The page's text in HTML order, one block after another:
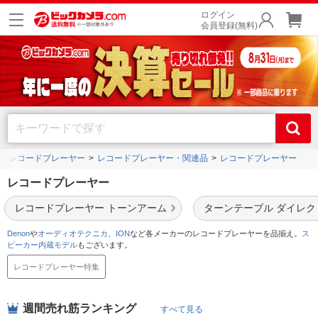
ログイン
会員登録(無料)
レコードプレーヤー レコードプレーヤー・関連品 レコードプレーヤー
レコードプレーヤー
レコードプレーヤー トーンアーム ターンテーブル ダイレ
Denonやオーディオテクニカ IONなど各メーカーのレコードプレーヤーを品揃え。 ス
ピーカー内蔵モデルもございます。
レコードプレーヤー特集
週間売れ筋ランキング すべて見る